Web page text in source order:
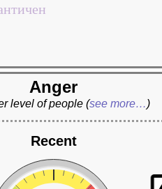
Anger
level of people(see more…)
Recent